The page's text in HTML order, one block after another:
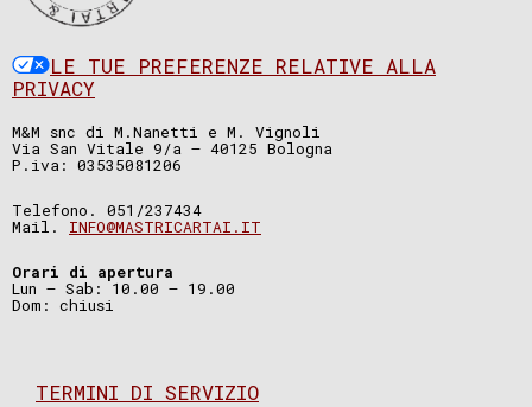
LE TUE PREFERENZE RELATIVE ALLA
PRIVACY
M&M snc di M.Nanetti e M. Vignoli
Via San Vitale 9/a – 40125 Bologna
P.iva: 03535081206
Telefono. 051/237434
Mail. INFO@MASTRICARTAI.IT
Orari di apertura
Lun – Sab: 10.00 – 19.00
Dom: chiusi
TERMINI DI SERVIZIO